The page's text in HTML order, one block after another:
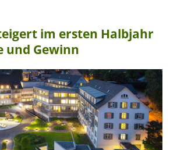
im ersten Halbjahr
und Gewinn